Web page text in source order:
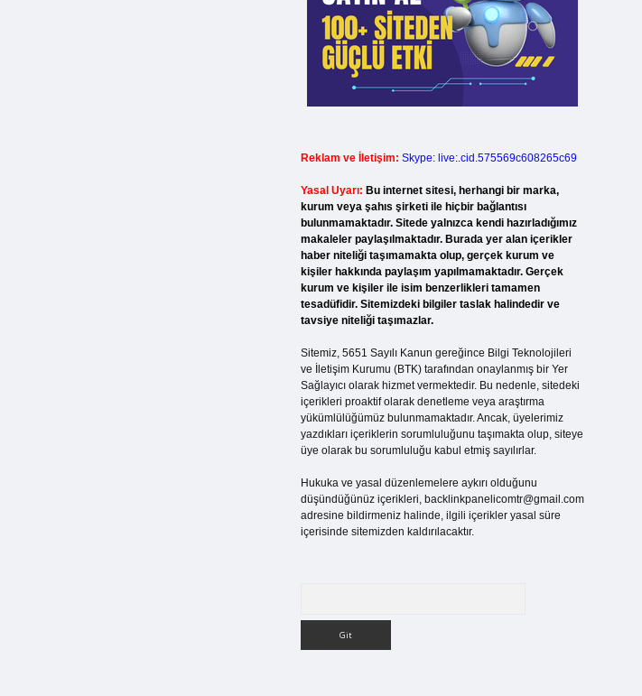
Reklam ve İletişim: Skype: live:.cid.575569c608265c69
Yasal Uyarı: Bu internet sitesi, herhangi bir marka,
kurum veya şahıs şirketi ile hiçbir bağlantısı
bulunmamaktadır. Sitede yalnızca kendi hazırladığımız
makaleler paylaşılmaktadır. Burada yer alan içerikler
haber niteliği taşımamakta olup, gerçek kurum ve
kişiler hakkında paylaşım yapılmamaktadır. Gerçek
kurum ve kişiler ile isim benzerlikleri tamamen
tesadüfidir. Sitemizdeki bilgiler taslak halindedir ve
tavsiye niteliği taşımazlar.
Sitemiz, 5651 Sayılı Kanun gereğince Bilgi Teknolojileri
ve İletişim Kurumu (BTK) tarafından onaylanmış bir Yer
Sağlayıcı olarak hizmet vermektedir. Bu nedenle, sitedeki
içerikleri proaktif olarak denetleme veya araştırma
yükümlülüğümüz bulunmamaktadır. Ancak, üyelerimiz
yazdıkları içeriklerin sorumluluğunu taşımakta olup, siteye
üye olarak bu sorumluluğu kabul etmiş sayılırlar.
Hukuka ve yasal düzenlemelere aykırı olduğunu
düşündüğünüz içerikleri, backlinkpanelicomtr@gmail.com
adresine bildirmeniz halinde, ilgili içerikler yasal süre
içerisinde sitemizden kaldırılacaktır.